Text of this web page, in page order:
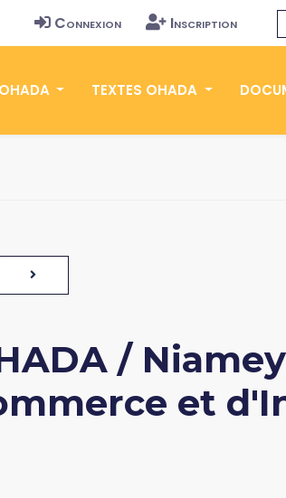
Connexion Inscription
TEXTES OHADA
/
et